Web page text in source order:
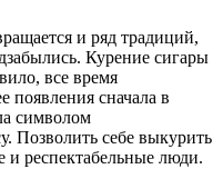
и ряд традиций,
Курение сигары
все время
появления сначала в
символом
Позволить себе выкурить
и респектабельные люди.